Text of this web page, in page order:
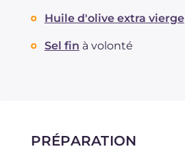
Huile d'olive extra vierge
Sel fin à volonté
PRÉPARATION